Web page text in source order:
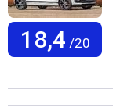
18,4 /20